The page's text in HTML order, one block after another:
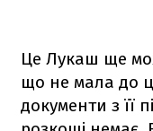
Це Лукаш ще
що не мала до
документи з її